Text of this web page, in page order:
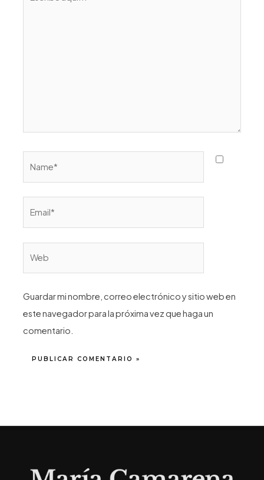
Guardar mi nombre, correo electrónico y sitio web en
este navegador para la próxima vez que haga un
comentario.